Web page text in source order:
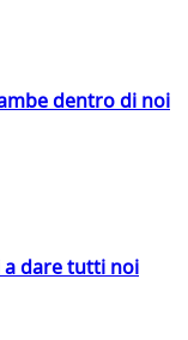
dentro di noi
dare tutti noi